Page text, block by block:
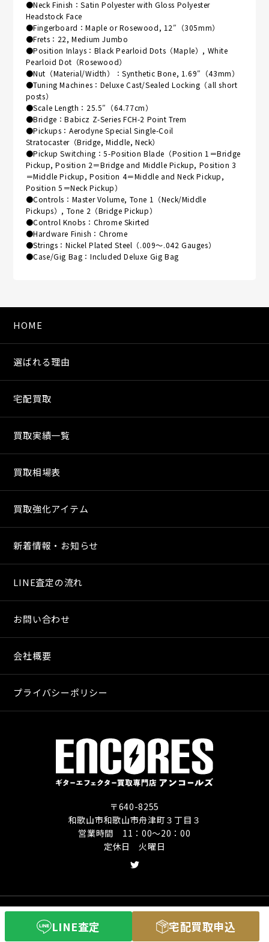
●Neck Finish：Satin Polyester with Gloss Polyester
Headstock Face
●Fingerboard：Maple or Rosewood, 12″（305mm）
●Frets：22, Medium Jumbo
●Position Inlays：Black Pearloid Dots（Maple）, White
Pearloid Dot（Rosewood）
●Nut（Material/Width）：Synthetic Bone, 1.69″（43mm）
●Tuning Machines：Deluxe Cast/Sealed Locking（all short
posts）
●Scale Length：25.5″（64.77cm）
●Bridge：Babicz Z-Series FCH-2 Point Trem
●Pickups：Aerodyne Special Single-Coil
Stratocaster（Bridge, Middle, Neck）
●Pickup Switching：5-Position Blade（Position 1＝Bridge
Pickup, Position 2＝Bridge and Middle Pickup, Position 3
＝Middle Pickup, Position 4＝Middle and Neck Pickup,
Position 5＝Neck Pickup）
●Controls：Master Volume, Tone 1（Neck/Middle
Pickups）, Tone 2（Bridge Pickup）
●Control Knobs：Chrome Skirted
●Hardware Finish：Chrome
●Strings：Nickel Plated Steel（.009～.042 Gauges）
●Case/Gig Bag：Included Deluxe Gig Bag
LINE査定 宅配買取申込
HOME
選ばれる理由
宅配買取
買取実績一覧
買取相場表
買取強化アイテム
新着情報・お知らせ
LINE査定の流れ
お問い合わせ
会社概要
プライバシーポリシー
〒640-8255
和歌山市和歌山市舟津町３丁目３
営業時間 11：00〜20：00
定休日 火曜日
Copyright (C) ギターエフェクター買取専門店
アンコールズ All Rights Reserved.